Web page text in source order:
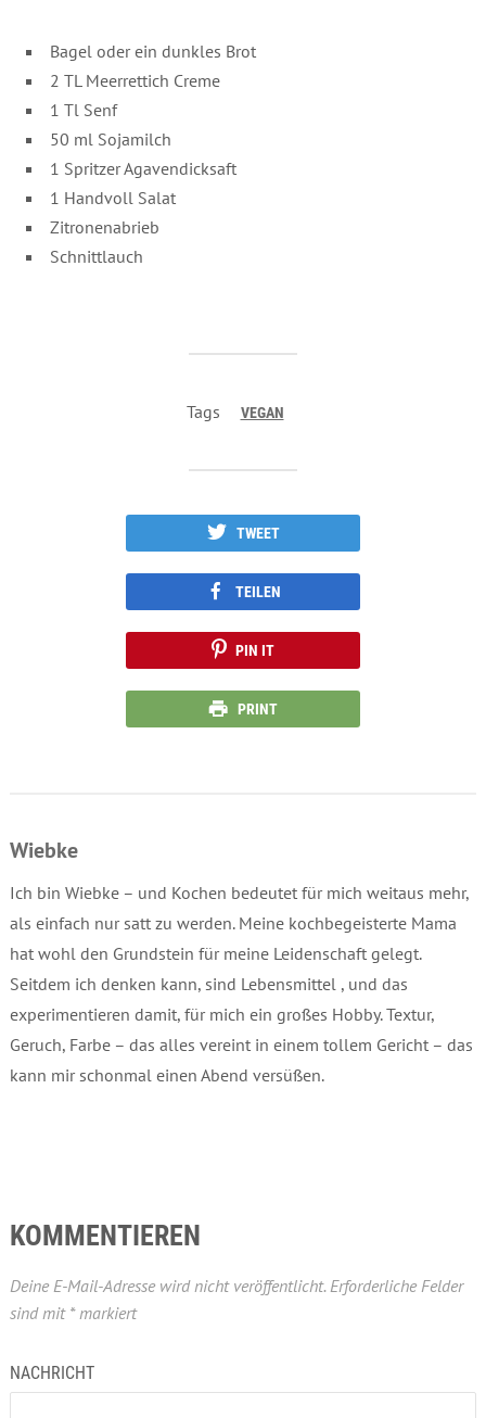
Bagel oder ein dunkles Brot
2 TL Meerrettich Creme
1 Tl Senf
50 ml Sojamilch
1 Spritzer Agavendicksaft
1 Handvoll Salat
Zitronenabrieb
Schnittlauch
Tags VEGAN
TWEET
TEILEN
PIN IT
PRINT
Wiebke
Ich bin Wiebke – und Kochen bedeutet für mich weitaus mehr,
als einfach nur satt zu werden. Meine kochbegeisterte Mama
hat wohl den Grundstein für meine Leidenschaft gelegt.
Seitdem ich denken kann, sind Lebensmittel , und das
experimentieren damit, für mich ein großes Hobby. Textur,
Geruch, Farbe – das alles vereint in einem tollem Gericht – das
kann mir schonmal einen Abend versüßen.
KOMMENTIEREN
Deine E-Mail-Adresse wird nicht veröffentlicht. Erforderliche Felder
sind mit *markiert
NACHRICHT